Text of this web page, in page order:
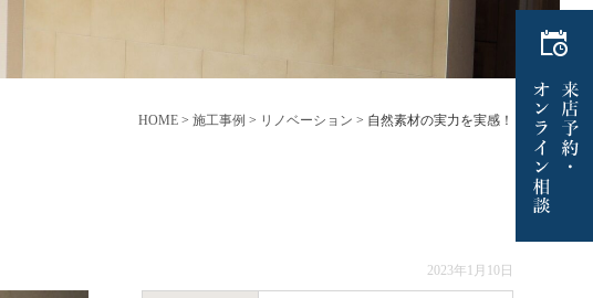
HOME > 施工事例 > リノベーション > 自然素材の実力を実感！
2023年1月10日